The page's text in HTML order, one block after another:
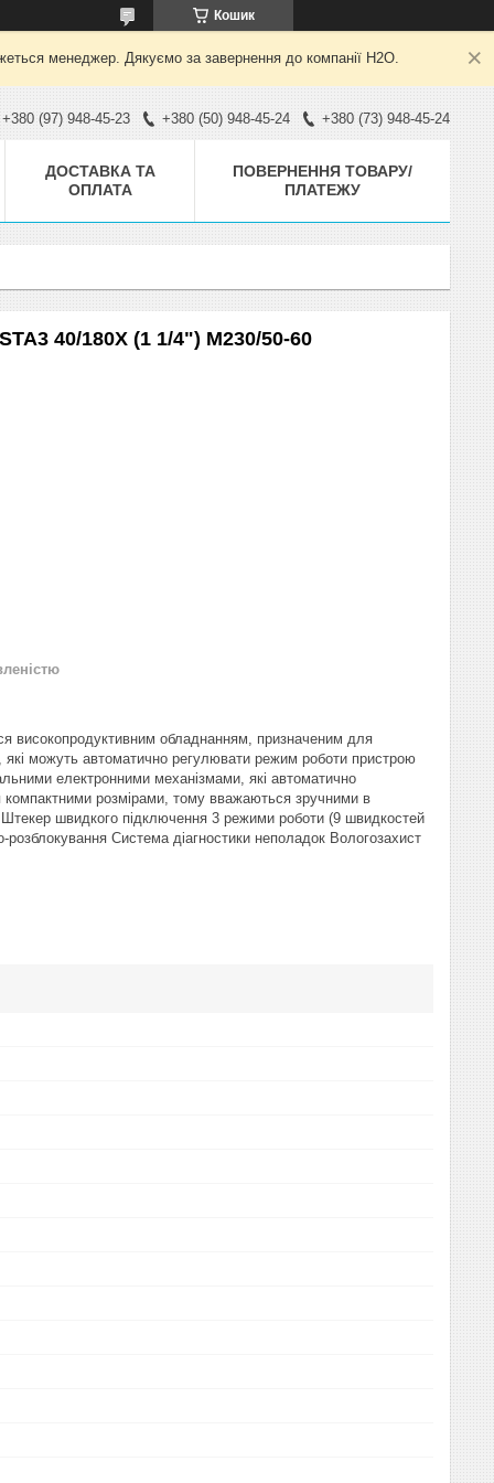
Кошик
менеджер. Дякуємо за завернення до компанії H2O.
+380 (97) 948-45-23 +380 (50) 948-45-24 +380 (73) 948-45-24
ДОСТАВКА ТА
ОПЛАТА
ПОВЕРНЕННЯ ТОВАРУ/
ПЛАТЕЖУ
40/180Х (1 1/4") M230/50-60
високопродуктивним обладнанням, призначеним для
можуть автоматично регулювати режим роботи пристрою
електронними механізмами, які автоматично
компактними розмірами, тому вважаються зручними в
швидкого підключення 3 режими роботи (9 швидкостей
Система діагностики неполадок Вологозахист